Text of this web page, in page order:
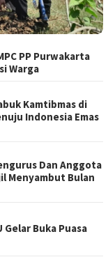
PP Purwakarta
Warga
Kamtibmas di
Indonesia Emas
Dan Anggota
Menyambut Bulan
Gelar Buka Puasa